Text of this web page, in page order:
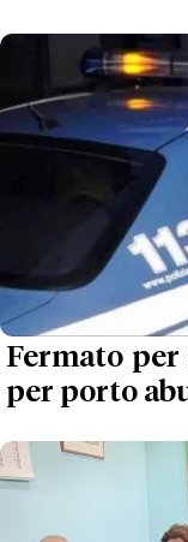
Fermato
per porto